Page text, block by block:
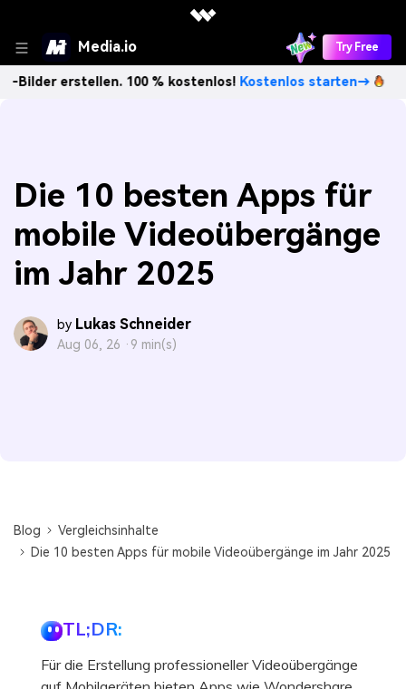
Media.io Try Free
100 % kostenlos!Kostenlos starten→
Die 10 besten Apps für
mobile Videoübergänge
im Jahr 2025
by Lukas Schneider
Aug 06, 26 · 9 min(s)
Blog
Vergleichsinhalte
Die 10 besten Apps für mobile Videoübergänge im Jahr 2025
TL;DR:
Für die Erstellung professioneller Videoübergänge